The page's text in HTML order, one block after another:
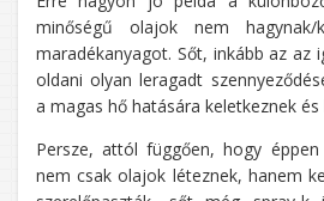
minőségű olajok nem hagynak/
maradékanyagot. Sőt, inkább az az
oldani olyan leragadt
a magas hő hatására keletkeznek és
Persze, attól függően, hogy
nem csak olajok léteznek, hanem